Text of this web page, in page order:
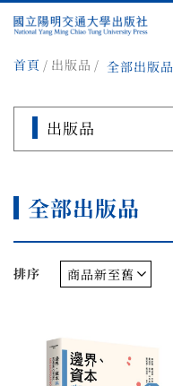
首頁 出版品 全部出版品
出版品
全部出版品
排序